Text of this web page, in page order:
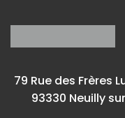
79 Rue des Frères
93330 Neuilly